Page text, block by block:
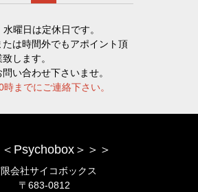
曜日は定休日です。
たは時間外でもアポイント頂
します。
い合わせ下さいませ。
までにご連絡下さい。
＜Psychobox＞＞＞
会社サイコボックス
〒683-0812